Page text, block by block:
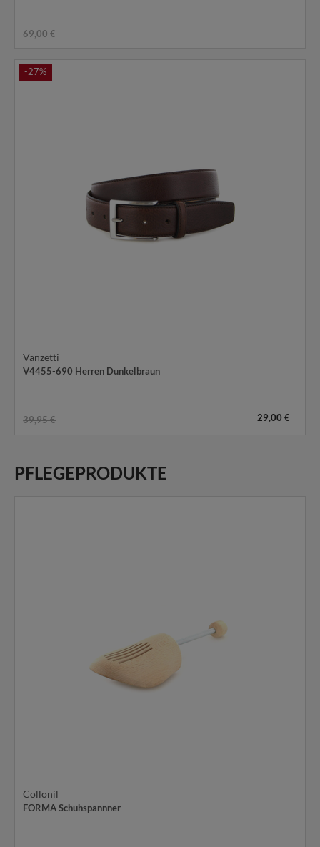
69,00 €
-27%
Vanzetti
V4455-690 Herren Dunkelbraun
39,95 € 29,00 €
PFLEGEPRODUKTE
Collonil
FORMA Schuhspannner